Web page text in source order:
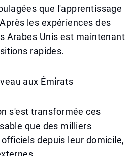
que l'apprentissage
les expériences des
Arabes Unis est maintenant
rapides.
aux Émirats
s'est transformée ces
que des milliers
depuis leur domicile,